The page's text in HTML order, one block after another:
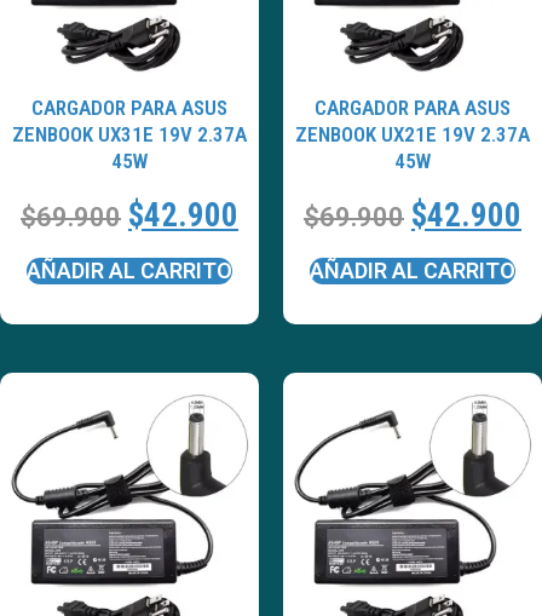
CARGADOR PARA ASUS
ZENBOOK UX31E 19V 2.37A
45W
$69.900 $42.900
AÑADIR AL CARRITO
CARGADOR PARA ASUS
ZENBOOK UX21E 19V 2.37A
45W
$69.900 $42.900
AÑADIR AL CARRITO